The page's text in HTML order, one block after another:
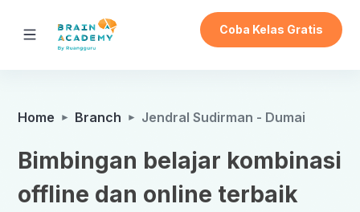
Coba Kelas Gratis
Home Branch Jendral Sudirman - Dumai
Bimbingan belajar kombinasi
offline dan online terbaik